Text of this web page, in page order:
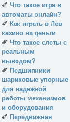
✐ Что такое игра в
автоматы онлайн?
✐ Как играть в Лев
казино на деньги
✐ Что такое слоты с
реальным
выводом?
✐ Подшипники
шариковые упорные
для надежной
работы механизмов
и оборудования
✐ Передвижная